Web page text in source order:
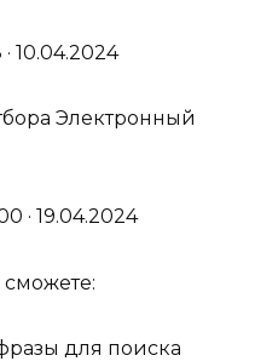
10.04.2024
Электронный
· 19.04.2024
для поиска